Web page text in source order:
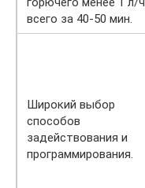
всего за 40-50 мин.
Широкий выбор
способов
задействования и
программирования.